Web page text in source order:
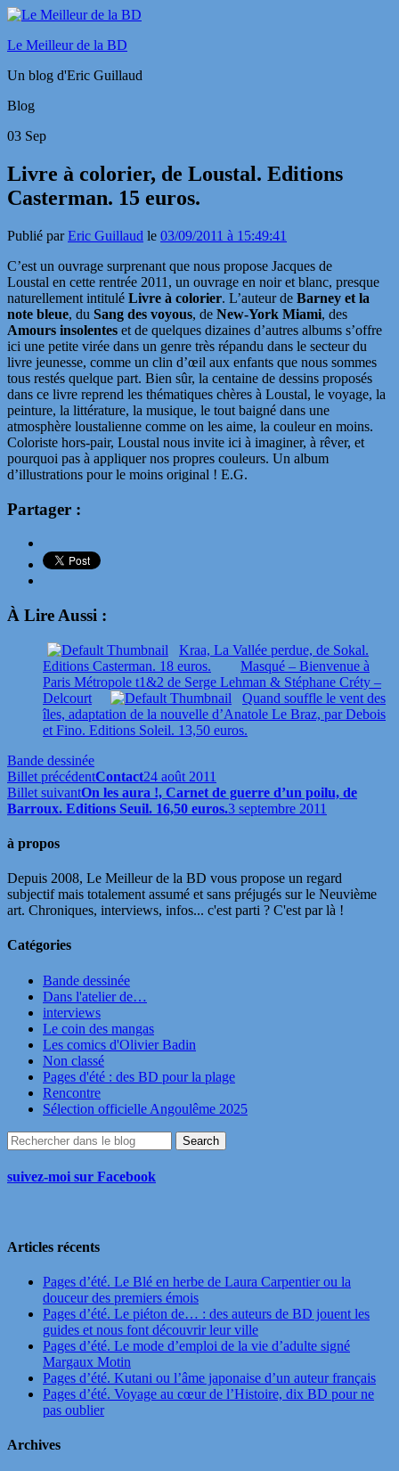
Le Meilleur de la BD
Un blog d'Eric Guillaud
Blog
03 Sep
Livre à colorier, de Loustal. Editions
Casterman. 15 euros.
Publié parEric Guillaud le 03/09/2011 à 15:49:41
C’est un ouvrage surprenant que nous propose Jacques de
Loustal en cette rentrée 2011, un ouvrage en noir et blanc, presque
naturellement intitulé Livre à colorier. L’auteur de Barney et la
note bleue, du Sang des voyous, de New-York Miami, des
Amours insolentes et de quelques dizaines d’autres albums s’offre
ici une petite virée dans un genre très répandu dans le secteur du
livre jeunesse, comme un clin d’œil aux enfants que nous sommes
tous restés quelque part. Bien sûr, la centaine de dessins proposés
dans ce livre reprend les thématiques chères à Loustal, le voyage, la
peinture, la littérature, la musique, le tout baigné dans une
atmosphère loustalienne comme on les aime, la couleur en moins.
Coloriste hors-pair, Loustal nous invite ici à imaginer, à rêver, et
pourquoi pas à appliquer nos propres couleurs. Un album
d’illustrations pour le moins original ! E.G.
Partager :
À Lire Aussi :
Kraa, La Vallée perdue, de Sokal.
Editions Casterman. 18 euros.
Masqué – Bienvenue à
Paris Métropole t1&2 de Serge Lehman & Stéphane Créty –
Delcourt
Quand souffle le vent des
îles, adaptation de la nouvelle d’Anatole Le Braz, par Debois
et Fino. Editions Soleil. 13,50 euros.
Bande dessinée
Billet précédentContact24 août 2011
Billet suivantOn les aura !, Carnet de guerre d’un poilu, de
Barroux. Editions Seuil. 16,50 euros.3 septembre 2011
à propos
Depuis 2008, Le Meilleur de la BD vous propose un regard
subjectif mais totalement assumé et sans préjugés sur le Neuvième
art. Chroniques, interviews, infos... c'est parti ? C'est par là !
Catégories
Bande dessinée
Dans l'atelier de…
interviews
Le coin des mangas
Les comics d'Olivier Badin
Non classé
Pages d'été : des BD pour la plage
Rencontre
Sélection officielle Angoulême 2025
suivez-moi sur Facebook
Articles récents
Pages d’été. Le Blé en herbe de Laura Carpentier ou la
douceur des premiers émois
Pages d’été. Le piéton de… : des auteurs de BD jouent les
guides et nous font découvrir leur ville
Pages d’été. Le mode d’emploi de la vie d’adulte signé
Margaux Motin
Pages d’été. Kutani ou l’âme japonaise d’un auteur français
Pages d’été. Voyage au cœur de l’Histoire, dix BD pour ne
pas oublier
Archives